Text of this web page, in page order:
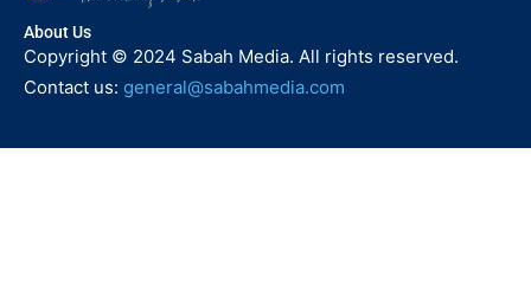
About Us
Copyright © 2024 Sabah Media. All rights reserved.
Contact us: general@sabahmedia.com